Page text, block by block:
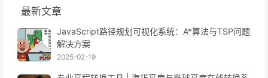
最新文章
JavaScript路径规划可视化系统：A*算法与TSP问题
解决方案
2025-02-19